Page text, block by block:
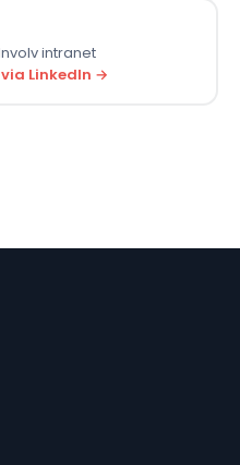
intranet
LinkedIn →